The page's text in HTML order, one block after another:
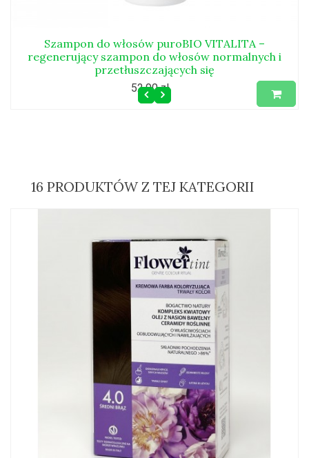
Szampon do włosów puroBIO VITALITA –
regenerujący szampon do włosów normalnych i
przetłuszczających się
52,90 zł
16 PRODUKTÓW Z TEJ KATEGORII